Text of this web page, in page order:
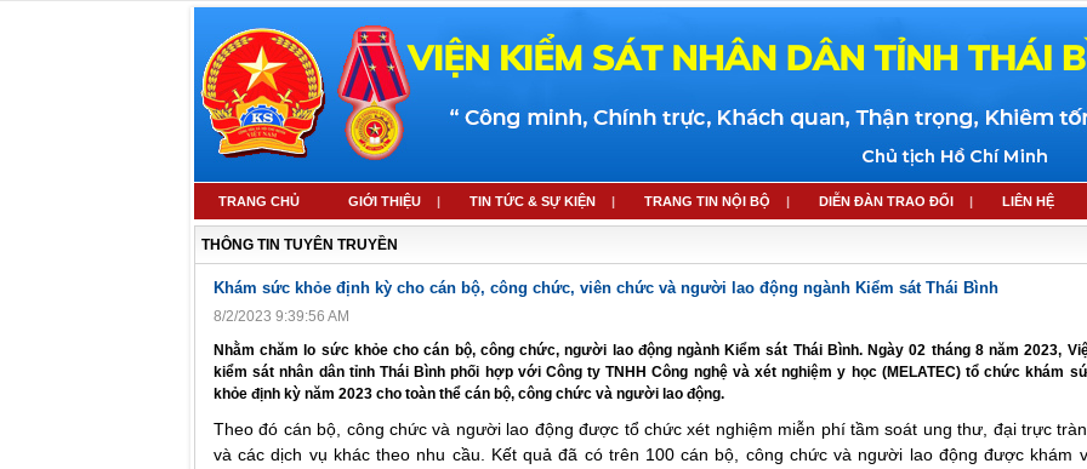
TRANG CHỦ GIỚI THIỆU TIN TỨC & SỰ KIỆN TRANG TIN NỘI BỘ DIỄN ĐÀN TRAO ĐỔI LIÊN HỆ
THÔNG TIN TUYÊN TRUYỀN
Khám sức khỏe định kỳ cho cán bộ, công chức, viên chức và người lao động ngành Kiểm sát Thái Bình
8/2/2023 9:39:56 AM
Nhằm chăm lo sức khỏe cho cán bộ, công chức, người lao động ngành Kiểm sát Thái Bình. Ngày 02 tháng 8 năm 2023,
kiểm sát nhân dân tỉnh Thái Bình phối hợp với Công ty TNHH Công nghệ và xét nghiệm y học (MELATEC) tổ chức khám
khỏe định kỳ năm 2023 cho toàn thể cán bộ, công chức và người lao động.
Theo đó cán bộ, công chức và người lao động được tổ chức xét nghiệm miễn phí tầm soát ung thư, đại trực
và các dịch vụ khác theo nhu cầu. Kết quả đã có trên 100 cán bộ, công chức và người lao động được khám